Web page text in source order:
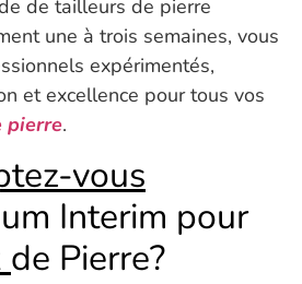
de tailleurs de pierre
une à trois semaines, vous
expérimentés,
et excellence pour tous vos
pierre.
vous
Interim pour
de Pierre?